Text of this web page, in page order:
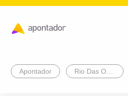
Apontador